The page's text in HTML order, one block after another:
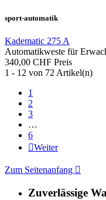
sport-automatik
Kadematic 275 A
Automatikweste für
340,00 CHF Preis
1 - 12 von 72 Artikel(n)
1
2
3
…
6
Weiter
Zum Seitenanfang 
Zuverlässige